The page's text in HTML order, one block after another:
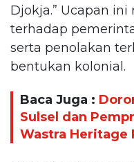
Djokja.” Ucapan
terhadap
serta penolakan
bentukan kolonial.
Baca Juga :
Sulsel dan
Wastra Heritage